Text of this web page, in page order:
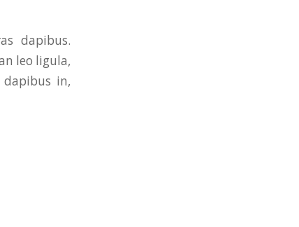
dapibus.
leo ligula,
in,